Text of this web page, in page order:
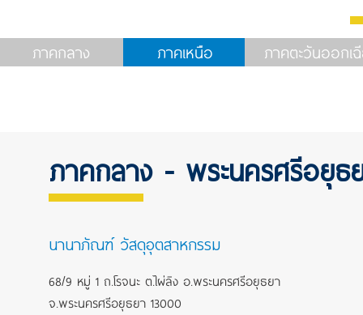
ภาคกลาง ภาคเหนือ ภาคตะวันออกเ
นานาภัณฑ์ วัสดุอุตสาหกรรม
68/9 หมู่ 1 ถ.โรจนะ ต.ไผ่ลิง อ.พระนครศรีอยุธยา
จ.พระนครศรีอยุธยา 13000
ภาคกลาง - พระนครศรีอยุ